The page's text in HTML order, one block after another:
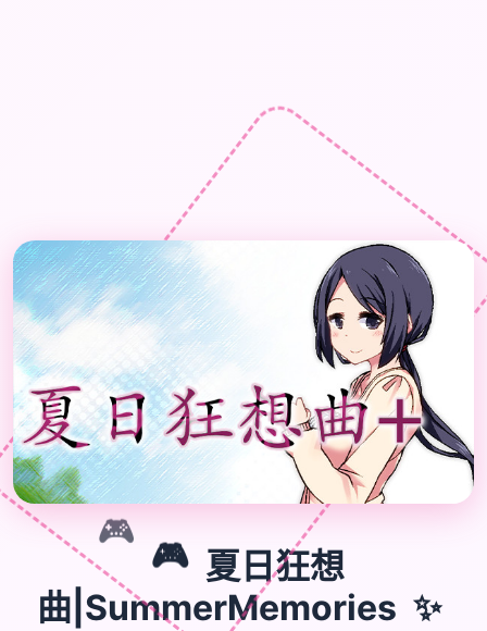
🎮
🎮 夏日狂想
曲|SummerMemories ✨